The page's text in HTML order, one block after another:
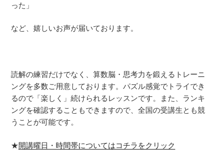
った」
など、嬉しいお声が届いております。
読解の練習だけでなく、算数脳・思考力を鍛えるトレーニ
ングを多数ご用意しております。パズル感覚でトライでき
るので「楽しく」続けられるレッスンです。また、ランキ
ングを確認することもできますので、全国の受講生とも競
うことが可能です。
★開講曜日・時間帯についてはコチラをクリック